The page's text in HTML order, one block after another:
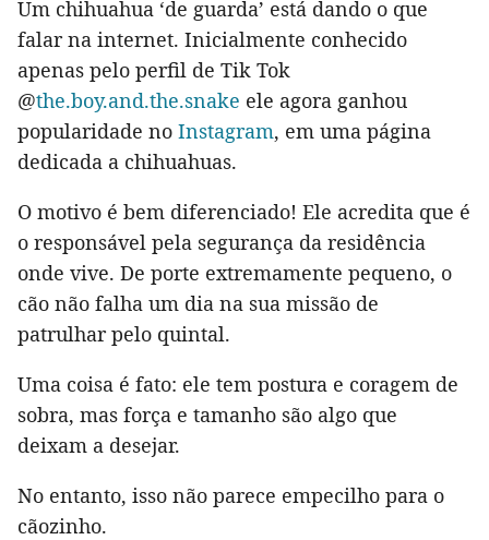
Um chihuahua ‘de guarda’ está dando o que
falar na internet. Inicialmente conhecido
apenas pelo perfil de Tik Tok
@the.boy.and.the.snake ele agora ganhou
popularidade no Instagram, em uma página
dedicada a chihuahuas.
O motivo é bem diferenciado! Ele acredita que é
o responsável pela segurança da residência
onde vive. De porte extremamente pequeno, o
cão não falha um dia na sua missão de
patrulhar pelo quintal.
Uma coisa é fato: ele tem postura e coragem de
sobra, mas força e tamanho são algo que
deixam a desejar.
No entanto, isso não parece empecilho para o
cãozinho.